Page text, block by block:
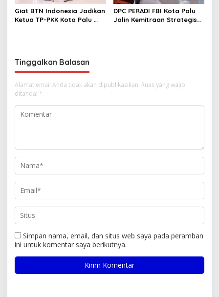
Giat BTN Indonesia Jadikan
Ketua TP-PKK Kota Palu
DPC PERADI FBI Kota Palu
Jalin Kemitraan Strategis
Tinggalkan Balasan
Alamat email Anda tidak akan dipublikasikan. Ruas yang wajib
ditandai *
Simpan nama, email, dan situs web saya pada peramban
ini untuk komentar saya berikutnya.